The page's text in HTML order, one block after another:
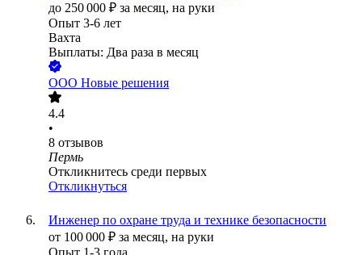
до 250 000 ₽ за месяц, на руки
Опыт 3-6 лет
Вахта
Выплаты: Два раза в месяц
ООО Новые решения
4.4
•
8 отзывов
Пермь
Откликнитесь среди первых
Откликнуться
Инженер по охране труда и технике безопасности
от 100 000 ₽ за месяц, на руки